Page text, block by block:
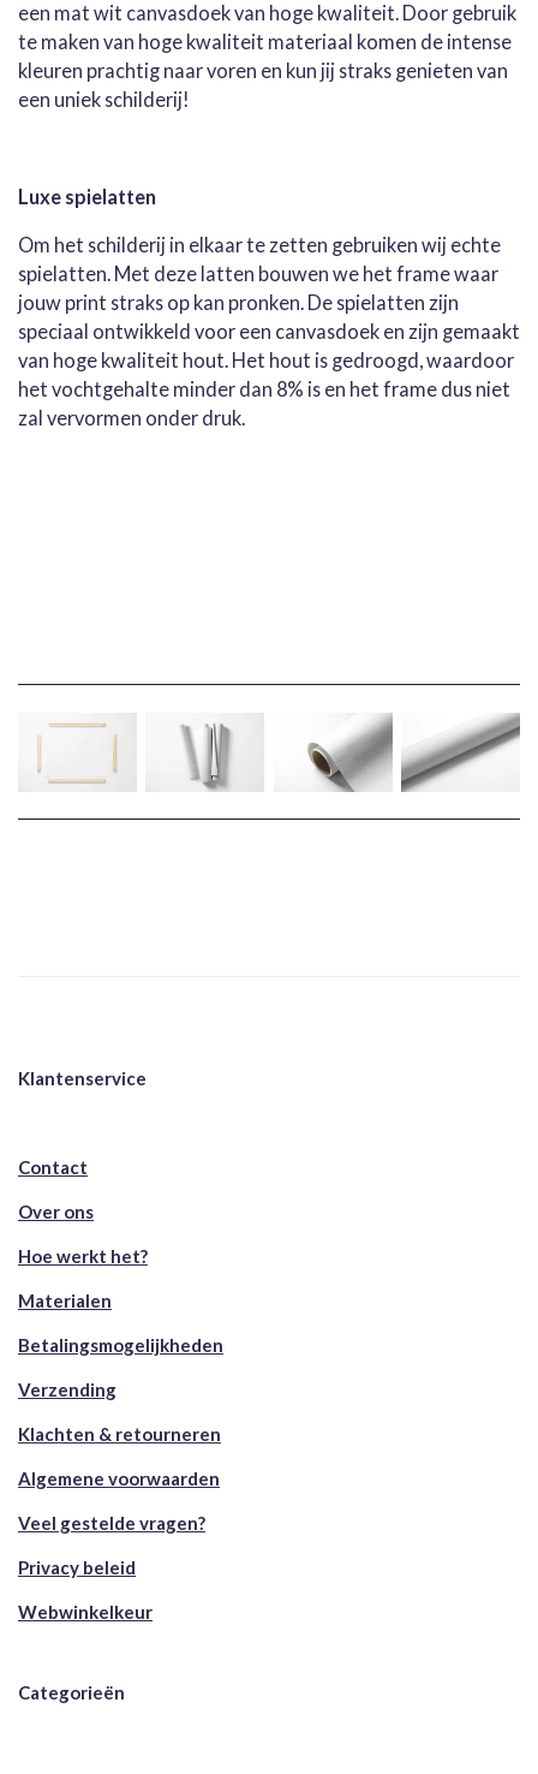
een mat wit canvasdoek van hoge kwaliteit. Door gebruik
te maken van hoge kwaliteit materiaal komen de intense
kleuren prachtig naar voren en kun jij straks genieten van
een uniek schilderij!
Luxe spielatten
Om het schilderij in elkaar te zetten gebruiken wij echte
spielatten. Met deze latten bouwen we het frame waar
jouw print straks op kan pronken. De spielatten zijn
speciaal ontwikkeld voor een canvasdoek en zijn gemaakt
van hoge kwaliteit hout. Het hout is gedroogd, waardoor
het vochtgehalte minder dan 8% is en het frame dus niet
zal vervormen onder druk.
Klantenservice
Contact
Over ons
Hoe werkt het?
Materialen
Betalingsmogelijkheden
Verzending
Klachten & retourneren
Algemene voorwaarden
Veel gestelde vragen?
Privacy beleid
Webwinkelkeur
Categorieën